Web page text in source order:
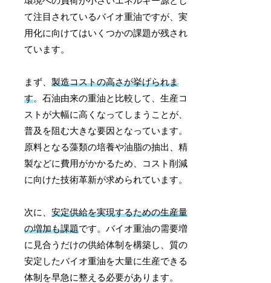
て注目されているバイオ重油ですが、実
用化に向けてはいくつかの課題が残され
ています。
まず、製造コストの高さが挙げられま
す。石油由来の重油と比較して、生産コ
ストが大幅に高くなってしまうことが、
普及を阻む大きな要因となっています。
原料となる藻類の培養や油脂の抽出、精
製などに費用がかかるため、コスト削減
に向けた技術革新が求められています。
次に、安定供給を実現するための生産量
の増加も課題です。バイオ重油の需要増
に見合うだけの供給体制を構築し、質の
安定したバイオ重油を大量に生産できる
体制を早急に整える必要があります。